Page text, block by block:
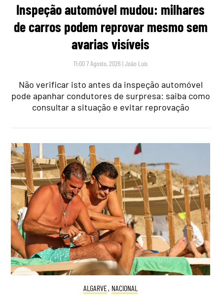
Inspeção automóvel mudou: milhares
de carros podem reprovar mesmo sem
avarias visíveis
11:00 7 Agosto, 2026 |João Luís
Não verificar isto antes da inspeção automóvel
pode apanhar condutores de surpresa: saiba como
consultar a situação e evitar reprovação
ALGARVE, NACIONAL